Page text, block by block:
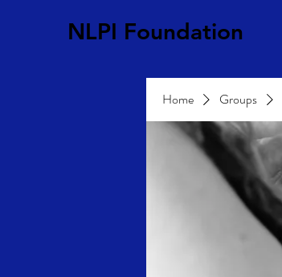
NLPI Foundation
Home Groups